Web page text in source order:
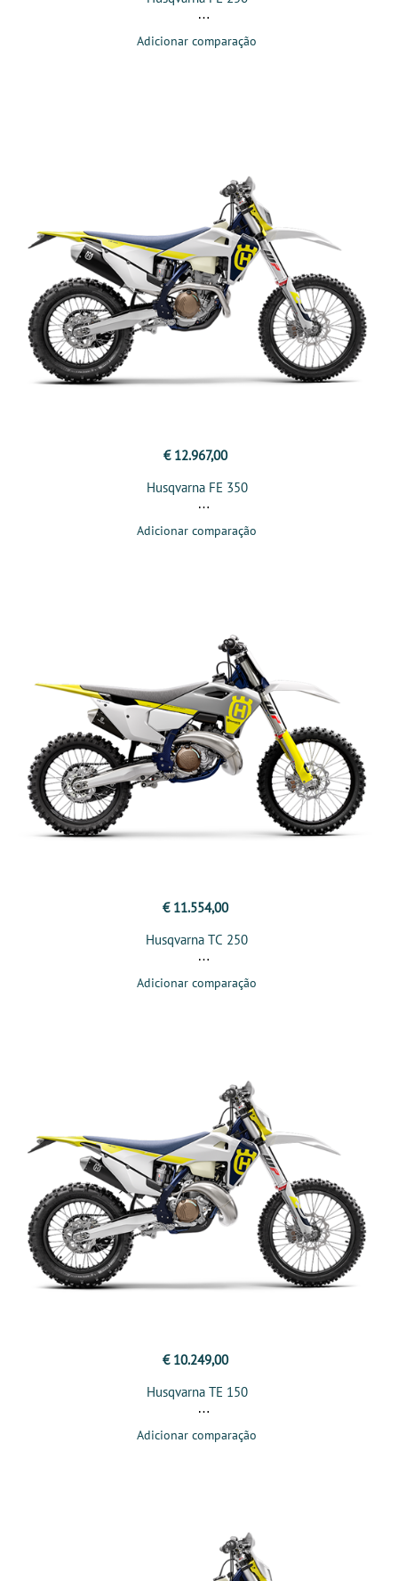
Adicionar comparação
€ 12.967,00
Husqvarna FE 350
Adicionar comparação
€ 11.554,00
Husqvarna TC 250
Adicionar comparação
€ 10.249,00
Husqvarna TE 150
Adicionar comparação